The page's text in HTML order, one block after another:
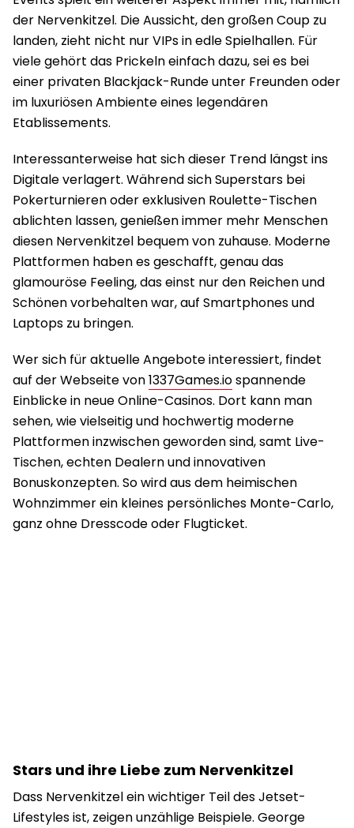
der Nervenkitzel. Die Aussicht, den großen Coup zu
landen, zieht nicht nur VIPs in edle Spielhallen. Für
viele gehört das Prickeln einfach dazu, sei es bei
einer privaten Blackjack-Runde unter Freunden oder
im luxuriösen Ambiente eines legendären
Etablissements.
Interessanterweise hat sich dieser Trend längst ins
Digitale verlagert. Während sich Superstars bei
Pokerturnieren oder exklusiven Roulette-Tischen
ablichten lassen, genießen immer mehr Menschen
diesen Nervenkitzel bequem von zuhause. Moderne
Plattformen haben es geschafft, genau das
glamouröse Feeling, das einst nur den Reichen und
Schönen vorbehalten war, auf Smartphones und
Laptops zu bringen.
Wer sich für aktuelle Angebote interessiert, findet
auf der Webseite von1337Games.iospannende
Einblicke in neue Online-Casinos. Dort kann man
sehen, wie vielseitig und hochwertig moderne
Plattformen inzwischen geworden sind, samt Live-
Tischen, echten Dealern und innovativen
Bonuskonzepten. So wird aus dem heimischen
Wohnzimmer ein kleines persönliches Monte-Carlo,
ganz ohne Dresscode oder Flugticket.
Stars und ihre Liebe zum Nervenkitzel
Dass Nervenkitzel ein wichtiger Teil des Jetset-
Lifestyles ist, zeigen unzählige Beispiele. George